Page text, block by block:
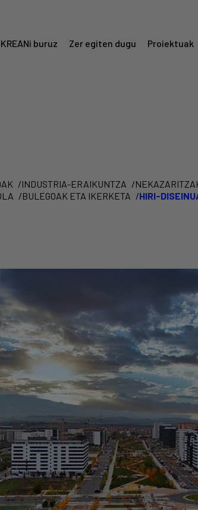
KREANi buruz Zer egiten dugu Proiektuak
INDUSTRIA-ERAIKUNTZA
BULEGOAK ETA IKERKETA HIRI-